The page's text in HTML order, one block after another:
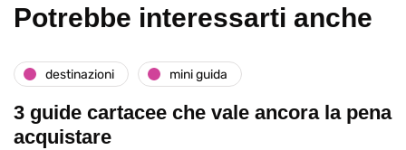
Potrebbe interessarti anche
destinazioni mini guida
3 guide cartacee che vale ancora la pena
acquistare